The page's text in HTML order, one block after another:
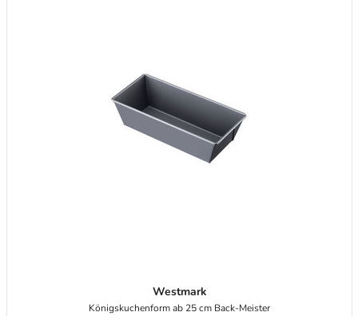
Westmark
Königskuchenform ab 25 cm Back-Meister